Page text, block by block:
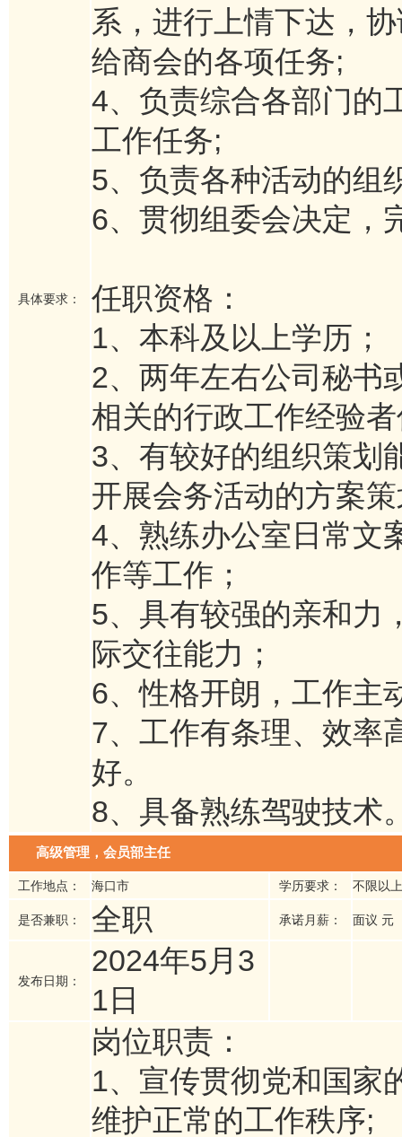
具体要求：
系，进行上情下达，
给商会的各项任务;
4、负责综合各部门的
工作任务;
5、负责各种活动的组
6、贯彻组委会决定，
任职资格：
1、本科及以上学历；
2、两年左右公司秘书
相关的行政工作经验
3、有较好的组织策划
开展会务活动的方案
4、熟练办公室日常文
作等工作；
5、具有较强的亲和力
际交往能力；
6、性格开朗，工作主
7、工作有条理、效率
好。
8、具备熟练驾驶技术
高级管理，会员部主任
工作地点： 海口市 学历要求： 不限以上
是否兼职： 全职 承诺月薪： 面议 元
发布日期：
2024年5月3
1日
岗位职责：
1、宣传贯彻党和国家
维护正常的工作秩序;